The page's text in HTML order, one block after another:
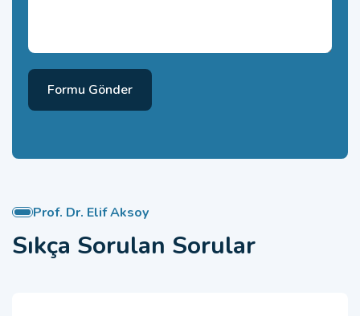
Formu Gönder
Prof. Dr. Elif Aksoy
Sıkça Sorulan Sorular